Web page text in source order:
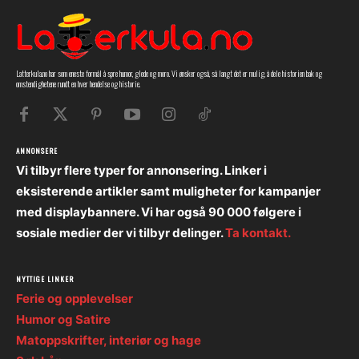
Latterkula.no har som eneste formål å spre humor, glede og moro. Vi ønsker også, så langt det er mulig, å dele historien bak og
omstendighetene rundt en hver hendelse og historie.
ANNONSERE
Vi tilbyr flere typer for annonsering. Linker i
eksisterende artikler samt muligheter for kampanjer
med displaybannere. Vi har også 90 000 følgere i
sosiale medier der vi tilbyr delinger.Ta kontakt.
NYTTIGE LINKER
Ferie og opplevelser
Humor og Satire
Matoppskrifter, interiør og hage